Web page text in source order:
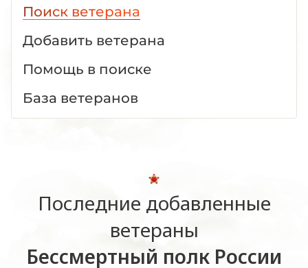
Поиск ветерана
Добавить ветерана
Помощь в поиске
База ветеранов
Последние добавленные
ветераны
Бессмертный полк России